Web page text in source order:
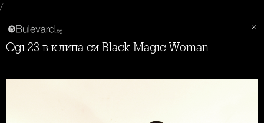
/
Ogi 23 в клипа си Black Magic Woman